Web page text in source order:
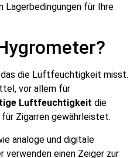
Lagerbedingungen für Ihre
das die Luftfeuchtigkeit misst.
vor allem für
Luftfeuchtigkeit die
Zigarren gewährleistet.
analoge und digitale
verwenden einen Zeiger zur